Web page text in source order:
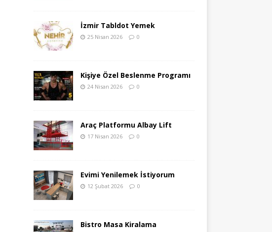
İzmir Tabldot Yemek
25 Nisan 2026 0
Kişiye Özel Beslenme Programı
24 Nisan 2026 0
Araç Platformu Albay Lift
17 Nisan 2026 0
Evimi Yenilemek İstiyorum
12 Şubat 2026 0
Bistro Masa Kiralama